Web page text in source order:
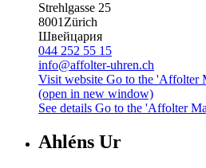
Strehlgasse 25
8001Zürich
Швейцария
044 252 55 15
info@affolter-uhren.ch
Visit website Go to the 'Affolter
(open in new window)
See details Go to the 'Affolter
Ahléns Ur